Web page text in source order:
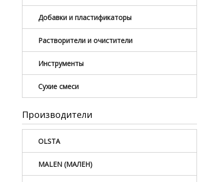
Добавки и пластификаторы
Растворители и очистители
Инструменты
Сухие смеси
Производители
OLSTA
MALEN (МАЛЕН)